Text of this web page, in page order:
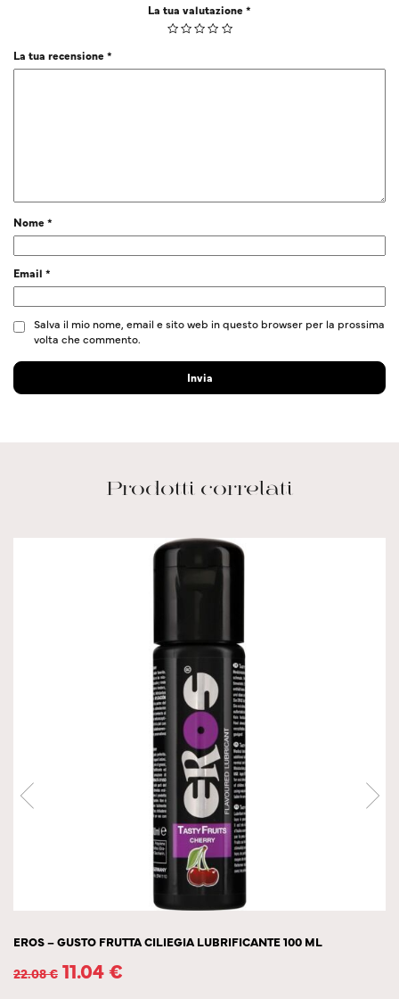
La tua valutazione*
La tua recensione*
Nome*
Email *
Salva il mio nome, email e sito web in questo browser per la prossima
volta che commento.
Prodotti correlati
EROS – GUSTO FRUTTA CILIEGIA LUBRIFICANTE 100 ML
22.08€ 11.04€